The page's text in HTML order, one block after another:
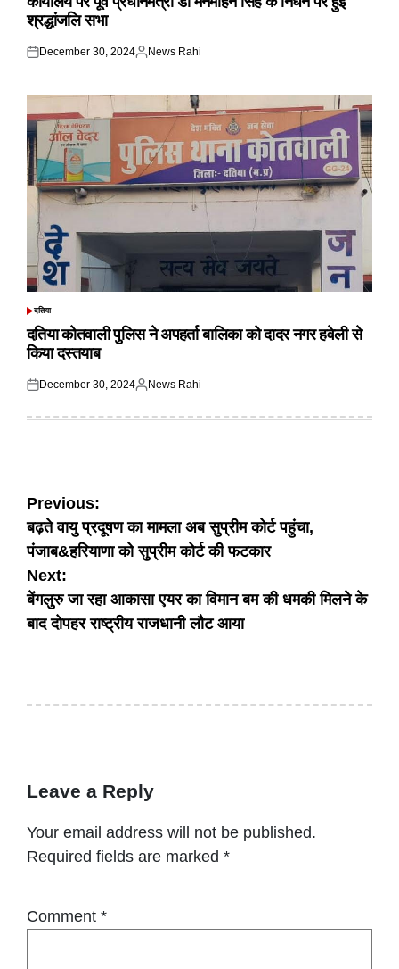
श्रद्धांजलि सभा
Posted
December 30, 2024
Posted
News Rahi
POSTED
दतिया
दतिया कोतवाली पुलिस ने अपहर्ता बालिका को दादर नगर हवेली से
किया दस्तयाब
Posted
December 30, 2024
Posted
News Rahi
Post
navigation
Previous:
बढ़ते वायु प्रदूषण का मामला अब सुप्रीम कोर्ट पहुंचा,
पंजाब&हरियाणा को सुप्रीम कोर्ट की फटकार
Next:
बेंगलुरु जा रहा आकासा एयर का विमान बम की धमकी मिलने के
बाद दोपहर राष्ट्रीय राजधानी लौट आया
Leave a Reply
Your email address will not be published.
Required fields are marked *
Comment *